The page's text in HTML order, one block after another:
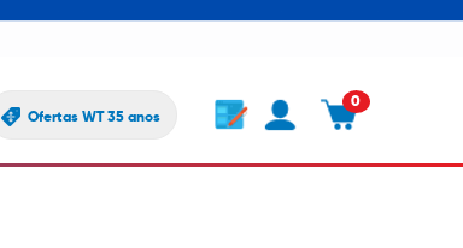
Ofertas WT 35 anos
0